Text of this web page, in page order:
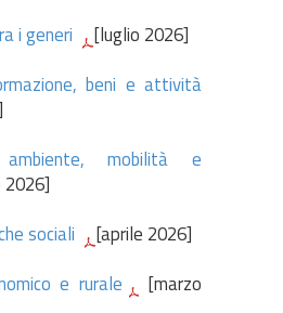
i generi
[luglio 2026]
beni e attività
ambiente, mobilità e
sociali
[aprile 2026]
e rurale
[marzo